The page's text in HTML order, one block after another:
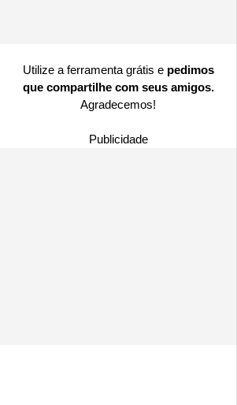
Utilize a ferramenta grátis e pedimos
que compartilhe com seus amigos.
Agradecemos!
Publicidade